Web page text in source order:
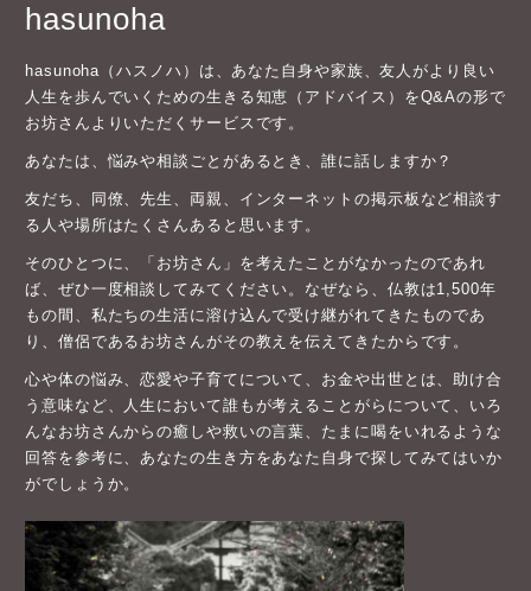
hasunoha
hasunoha（ハスノハ）は、あなた自身や家族、友人がより良い
人生を歩んでいくための生きる知恵（アドバイス）をQ&Aの形で
お坊さんよりいただくサービスです。
あなたは、悩みや相談ごとがあるとき、誰に話しますか？
友だち、同僚、先生、両親、インターネットの掲示板など相談す
る人や場所はたくさんあると思います。
そのひとつに、「お坊さん」を考えたことがなかったのであれ
ば、ぜひ一度相談してみてください。なぜなら、仏教は1,500年
もの間、私たちの生活に溶け込んで受け継がれてきたものであ
り、僧侶であるお坊さんがその教えを伝えてきたからです。
心や体の悩み、恋愛や子育てについて、お金や出世とは、助け合
う意味など、人生において誰もが考えることがらについて、いろ
んなお坊さんからの癒しや救いの言葉、たまに喝をいれるような
回答を参考に、あなたの生き方をあなた自身で探してみてはいか
がでしょうか。